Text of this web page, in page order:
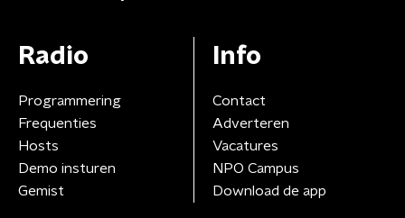
Radio
Programmering
Frequenties
Hosts
Demo insturen
Gemist
Info
Contact
Adverteren
Vacatures
NPO Campus
Download de app